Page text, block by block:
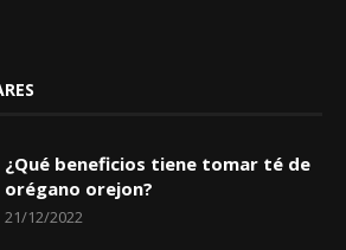
¿Qué beneficios tiene tomar té de
orégano orejon?
21/12/2022